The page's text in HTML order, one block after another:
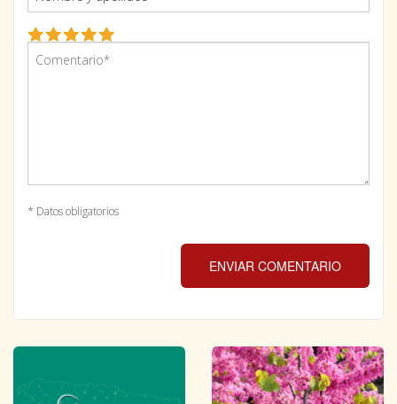
* Datos obligatorios
ENVIAR COMENTARIO